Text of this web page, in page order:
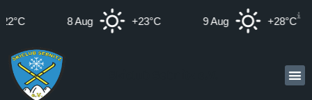
8 Aug +23°C 9 Aug +28°C